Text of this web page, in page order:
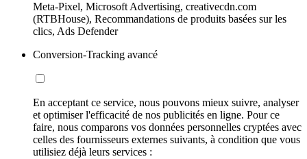
Meta-Pixel, Microsoft Advertising, creativecdn.com
(RTBHouse), Recommandations de produits basées sur les
clics, Ads Defender
Conversion-Tracking avancé
En acceptant ce service, nous pouvons mieux suivre, analyser
et optimiser l'efficacité de nos publicités en ligne. Pour ce
faire, nous comparons vos données personnelles cryptées avec
celles des fournisseurs externes suivants, à condition que vous
utilisiez déjà leurs services :